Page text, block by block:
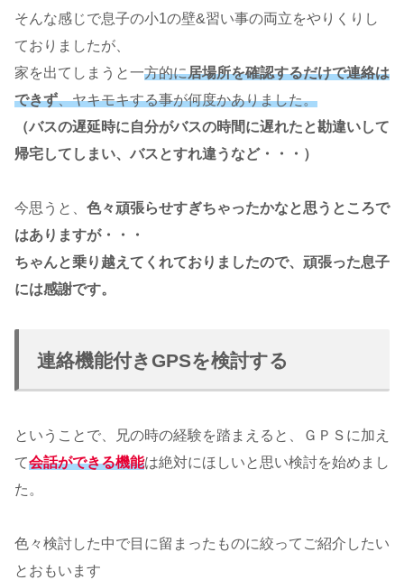
そんな感じで息子の小1の壁&習い事の両立をやりくりし
ておりましたが、
家を出てしまうと一方的に居場所を確認するだけで連絡は
できず、ヤキモキする事が何度かありました。
（バスの遅延時に自分がバスの時間に遅れたと勘違いして
帰宅してしまい、バスとすれ違うなど・・・）
今思うと、 色々頑張らせすぎちゃったかなと思うところで
はありますが・・・
ちゃんと乗り越えてくれておりましたので、頑張った息子
には感謝です。
連絡機能付きGPSを検討する
ということで、兄の時の経験を踏まえると、ＧＰＳに加え
て会話ができる機能は絶対にほしいと思い検討を始めまし
た。
色々検討した中で目に留まったものに絞ってご紹介したい
とおもいます